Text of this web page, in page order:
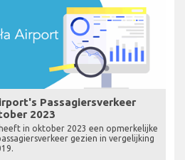
Passagiersverkeer
2023
in oktober 2023 een opmerkelijke
gezien in vergelijking